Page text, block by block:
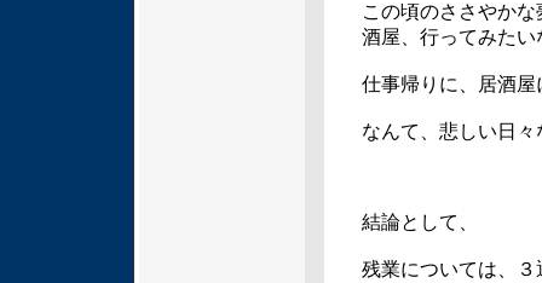
この頃のささやか
酒屋、行ってみたい
仕事帰りに、居酒
なんて、悲しい日
結論として、
残業については、